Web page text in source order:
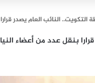
النائب العام يصدر
بنقل عدد من أعضاء